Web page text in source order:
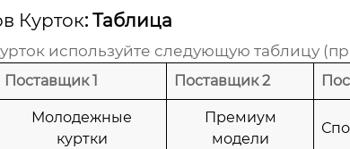
Курток: Таблица
используйте следующую таблицу
Поставщик 1 Поставщик 2
Молодежные
куртки
Премиум
модели